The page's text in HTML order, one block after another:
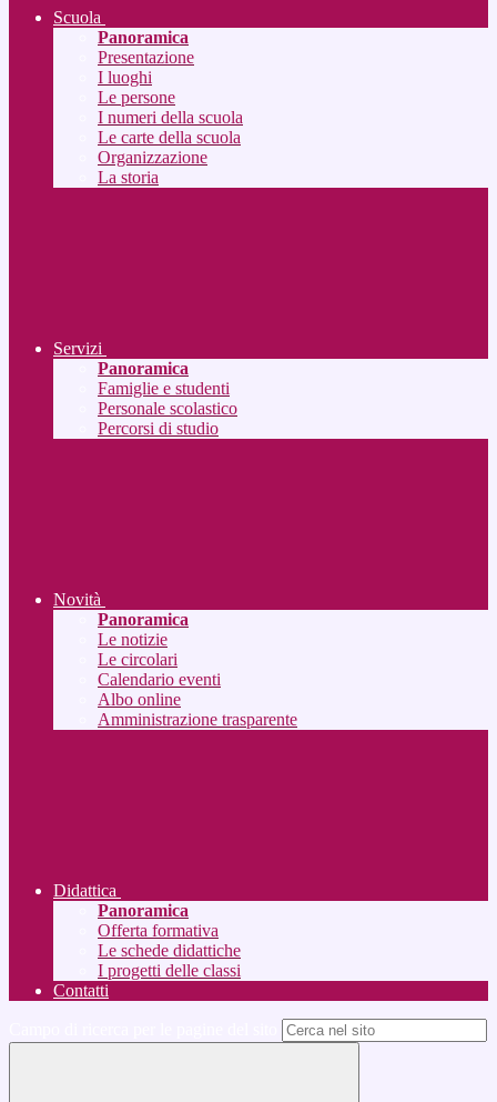
Scuola
Panoramica
Presentazione
I luoghi
Le persone
I numeri della scuola
Le carte della scuola
Organizzazione
La storia
Servizi
Panoramica
Famiglie e studenti
Personale scolastico
Percorsi di studio
Novità
Panoramica
Le notizie
Le circolari
Calendario eventi
Albo online
Amministrazione trasparente
Didattica
Panoramica
Offerta formativa
Le schede didattiche
I progetti delle classi
Contatti